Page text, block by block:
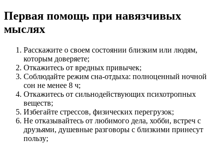
Первая помощь при навязчивых
мыслях
Расскажите о своем состоянии близким или людям,
которым доверяете;
Откажитесь от вредных привычек;
Соблюдайте режим сна-отдыха: полноценный ночной
сон не менее 8 ч;
Откажитесь от сильнодействующих психотропных
веществ;
Избегайте стрессов, физических перегрузок;
Не отказывайтесь от любимого дела, хобби, встреч с
друзьями, душевные разговоры с близкими принесут
пользу;